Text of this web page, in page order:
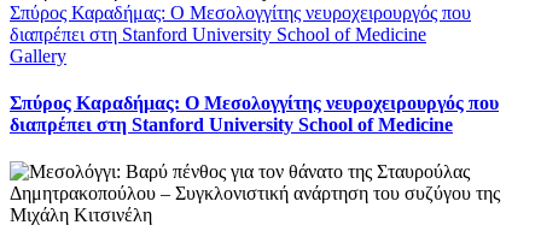
Σπύρος Καραδήμας: Ο Μεσολογγίτης νευροχειρουργός που
διαπρέπει στη Stanford University School of Medicine
Gallery
Σπύρος Καραδήμας: Ο Μεσολογγίτης νευροχειρουργός που
διαπρέπει στη Stanford University School of Medicine